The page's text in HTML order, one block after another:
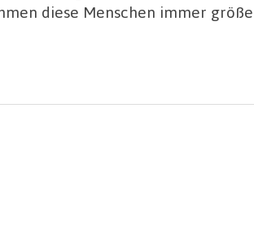
diese Menschen immer